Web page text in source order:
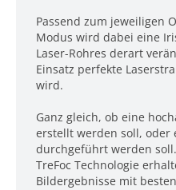
Passend zum jeweiligen
Modus wird dabei eine
Laser-Rohres derart
Einsatz perfekte
wird.
Ganz gleich, ob eine
erstellt werden soll, oder
durchgeführt werden
TreFoc Technologie
Bildergebnisse mit